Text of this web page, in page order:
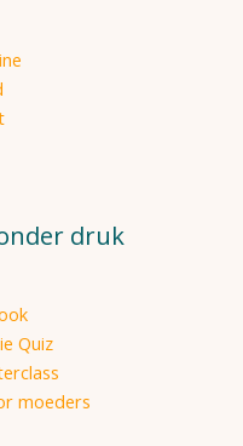
druk
Quiz
moeders